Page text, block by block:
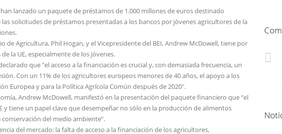
lanzado un paquete de préstamos de 1.000 millones de euros destinado
solicitudes de préstamos presentadas a los bancos por jóvenes agricultores de la
de Agricultura, Phil Hogan, y el Vicepresidente del BEI, Andrew McDowell, tiene por
la UE, especialmente de los jóvenes.
que "el acceso a la financiación es crucial y, con demasiada frecuencia, un
Con un 11% de los agricultores europeos menores de 40 años, el apoyo a los
Europea y para la Política Agrícola Común después de 2020".
Andrew McDowell, manifestó en la presentación del paquete financiero que “el
y tiene un papel clave que desempeñar no sólo en la producción de alimentos
del medio ambiente”.
del mercado: la falta de acceso a la financiación de los agricultores,